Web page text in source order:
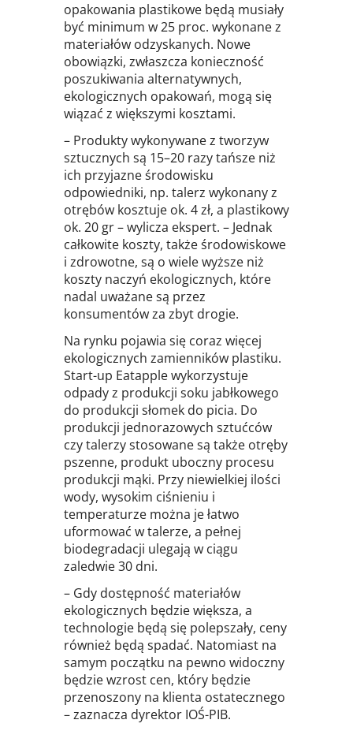
opakowania plastikowe będą musiały
być minimum w 25 proc. wykonane z
materiałów odzyskanych. Nowe
obowiązki, zwłaszcza konieczność
poszukiwania alternatywnych,
ekologicznych opakowań, mogą się
wiązać z większymi kosztami.
– Produkty wykonywane z tworzyw
sztucznych są 15–20 razy tańsze niż
ich przyjazne środowisku
odpowiedniki, np. talerz wykonany z
otrębów kosztuje ok. 4 zł, a plastikowy
ok. 20 gr – wylicza ekspert. – Jednak
całkowite koszty, także środowiskowe
i zdrowotne, są o wiele wyższe niż
koszty naczyń ekologicznych, które
nadal uważane są przez
konsumentów za zbyt drogie.
Na rynku pojawia się coraz więcej
ekologicznych zamienników plastiku.
Start-up Eatapple wykorzystuje
odpady z produkcji soku jabłkowego
do produkcji słomek do picia. Do
produkcji jednorazowych sztućców
czy talerzy stosowane są także otręby
pszenne, produkt uboczny procesu
produkcji mąki. Przy niewielkiej ilości
wody, wysokim ciśnieniu i
temperaturze można je łatwo
uformować w talerze, a pełnej
biodegradacji ulegają w ciągu
zaledwie 30 dni.
– Gdy dostępność materiałów
ekologicznych będzie większa, a
technologie będą się polepszały, ceny
również będą spadać. Natomiast na
samym początku na pewno widoczny
będzie wzrost cen, który będzie
przenoszony na klienta ostatecznego
– zaznacza dyrektor IOŚ-PIB.